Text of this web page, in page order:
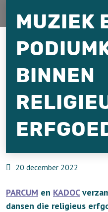
MUZIEK
BINNEN
20 december 2022
PARCUM en KADOC
dansen die religieus